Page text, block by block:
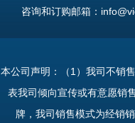
咨询和订购邮箱：
Tel: +86-13691409741
本公司声明：（1）我司不销
表我司倾向宣传或有意愿销
牌，我司销售模式为经销